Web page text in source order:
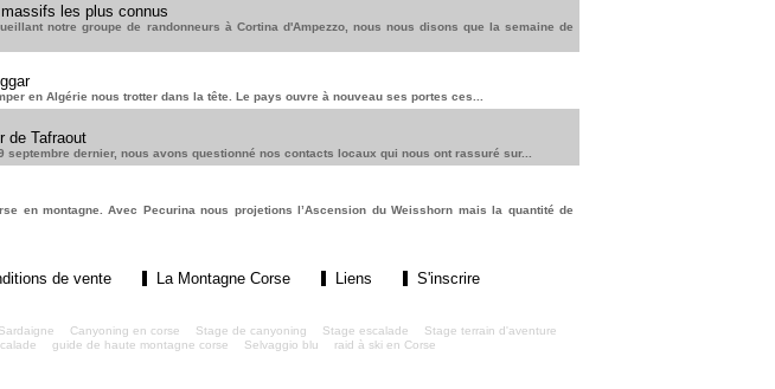
les plus connus
notre groupe de randonneurs à Cortina d'Ampezzo, nous nous disons que la semaine de
en Algérie nous trotter dans la tête. Le pays ouvre à nouveau ses portes ces...
de Tafraout
septembre dernier, nous avons questionné nos contacts locaux qui nous ont rassuré sur...
en montagne. Avec Pecurina nous projetions l’Ascension du Weisshorn mais la quantité de
de vente La Montagne Corse Liens S'inscrire
Canyoning en corse Stage de canyoning Stage escalade
Stage terrain d'aventure
guide de haute montagne corse Selvaggio blu raid à ski en Corse